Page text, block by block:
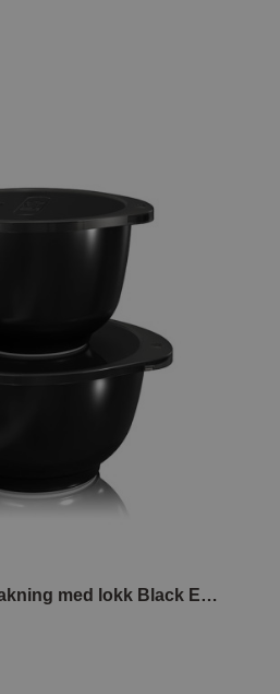
Margrethe Skålsett 2-pakning med lokk Black Edition